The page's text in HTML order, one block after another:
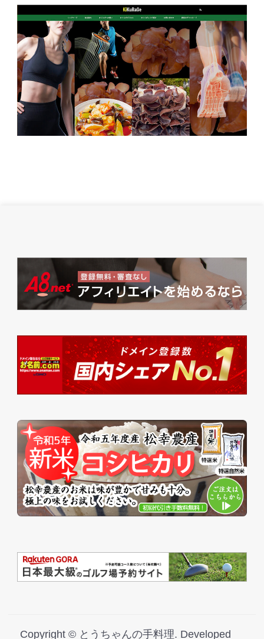
Copyright © とうちゃんの手料理. Developed